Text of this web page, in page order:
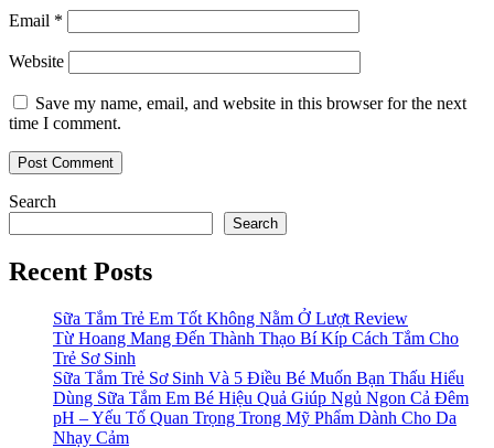
Email *
Website
Save my name, email, and website in this browser for the next
time I comment.
Search
Search
Recent Posts
Sữa Tắm Trẻ Em Tốt Không Nằm Ở Lượt Review
Từ Hoang Mang Đến Thành Thạo Bí Kíp Cách Tắm Cho
Trẻ Sơ Sinh
Sữa Tắm Trẻ Sơ Sinh Và 5 Điều Bé Muốn Bạn Thấu Hiểu
Dùng Sữa Tắm Em Bé Hiệu Quả Giúp Ngủ Ngon Cả Đêm
pH – Yếu Tố Quan Trọng Trong Mỹ Phẩm Dành Cho Da
Nhạy Cảm